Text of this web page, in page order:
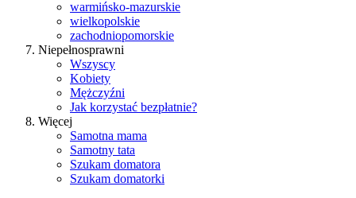
warmińsko-mazurskie
wielkopolskie
zachodniopomorskie
Niepełnosprawni
Wszyscy
Kobiety
Mężczyźni
Jak korzystać bezpłatnie?
Więcej
Samotna mama
Samotny tata
Szukam domatora
Szukam domatorki